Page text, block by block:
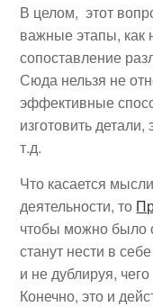
В целом, этот
важные этапы, как
сопоставление
Сюда нельзя не
эффективные
изготовить
т.д.
Что касается
деятельности, то
чтобы можно было
станут нести в
и не дублируя,
Конечно, это и